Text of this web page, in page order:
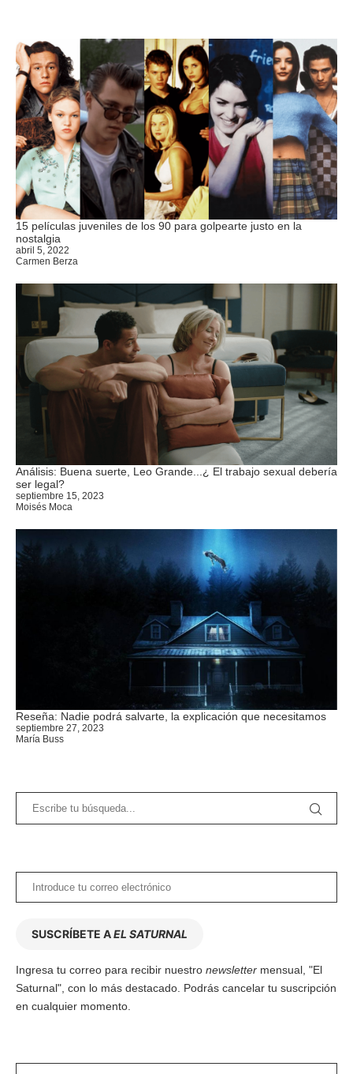
15 películas juveniles de los 90 para golpearte justo en la
nostalgia
abril 5, 2022
Carmen Berza
Análisis: Buena suerte, Leo Grande...¿ El trabajo sexual debería
ser legal?
septiembre 15, 2023
Moisés Moca
Reseña: Nadie podrá salvarte, la explicación que necesitamos
septiembre 27, 2023
María Buss
SUSCRÍBETE AEL SATURNAL
Ingresa tu correo para recibir nuestro newsletter mensual, "El
Saturnal", con lo más destacado. Podrás cancelar tu suscripción
en cualquier momento.